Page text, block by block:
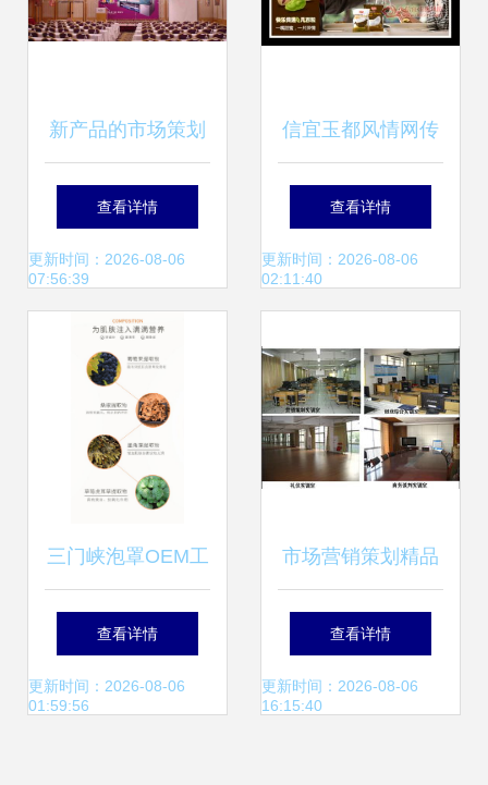
新产品的市场策划
从价格定位、厂家
合作到视觉营销的
完整路径
查看详情
更新时间：2026-08-06
07:56:39
信宜玉都风情网传
递快乐，几百粒零
食品牌如何在激烈
出
查看详情
更新时间：2026-08-06
02:11:40
三门峡泡罩OEM工
厂品牌企业与广州
萝薇一站式市场营
查看详情
更新时间：2026-08-06
01:59:56
市场营销策划精品
课程网站 赋能新时
代营销人才的数字
查看详情
更新时间：2026-08-06
16:15:40